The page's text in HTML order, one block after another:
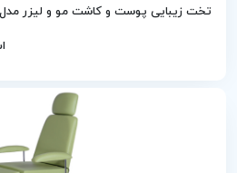
تخت زیبایی پوست و کاشت مو و لیزر مدل 4 شکن الکتریکی GP3.N